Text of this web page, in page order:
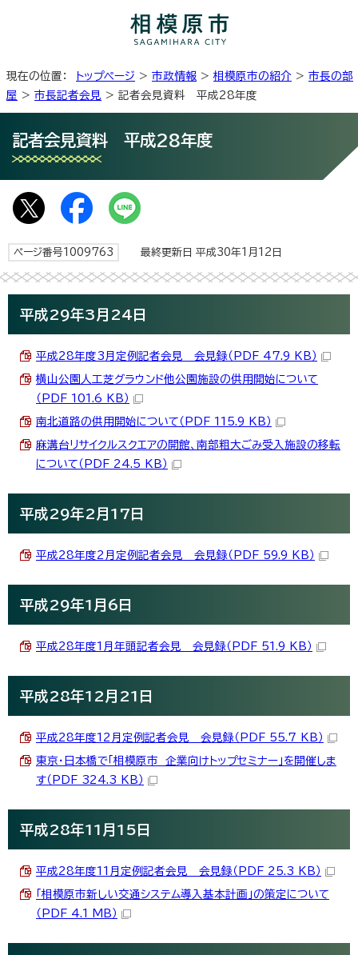
現在の位置： トップページ > 市政情報 > 相模原市の紹介 > 市長の部
屋 > 市長記者会見 > 記者会見資料 平成28年度
記者会見資料 平成28年度
ページ番号1009763 最終更新日 平成30年1月12日
平成29年3月24日
平成28年度3月定例記者会見 会見録（PDF 47.9 KB）
横山公園人工芝グラウンド他公園施設の供用開始について
（PDF 101.6 KB）
南北道路の供用開始について（PDF 115.9 KB）
麻溝台リサイクルスクエアの開館、南部粗大ごみ受入施設の移転
について（PDF 24.5 KB）
平成29年2月17日
平成28年度2月定例記者会見 会見録（PDF 59.9 KB）
平成29年1月6日
平成28年度1月年頭記者会見 会見録（PDF 51.9 KB）
平成28年12月21日
平成28年度12月定例記者会見 会見録（PDF 55.7 KB）
東京・日本橋で「相模原市 企業向けトップセミナー」を開催しま
す（PDF 324.3 KB）
平成28年11月15日
平成28年度11月定例記者会見 会見録（PDF 25.3 KB）
「相模原市新しい交通システム導入基本計画」の策定について
（PDF 4.1 MB）